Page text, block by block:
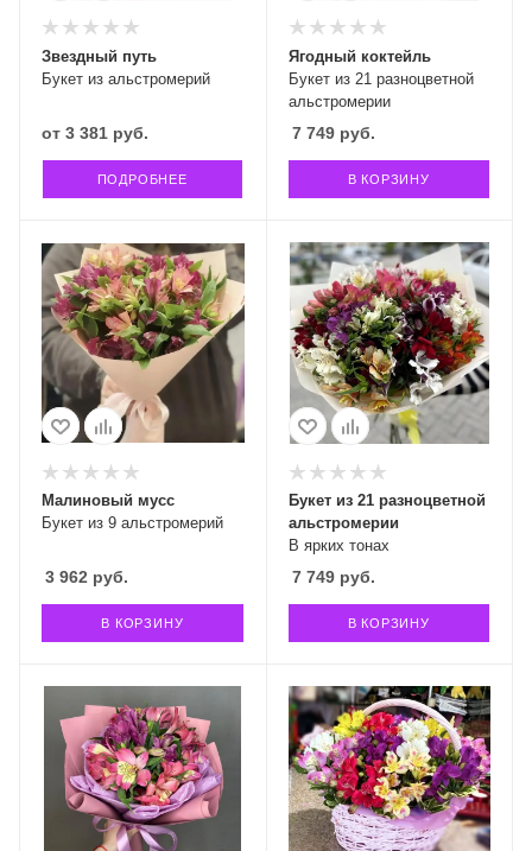
Букет из альстромерий
Звездный путь
от 3 381 руб.
ПОДРОБНЕЕ
Букет из 21 разноцветной
альстромерии
Ягодный коктейль
7 749руб.
В КОРЗИНУ
Букет из 9 альстромерий
Малиновый мусс
3 962 руб.
В КОРЗИНУ
В ярких тонах
Букет из 21 разноцветной
альстромерии
7 749руб.
В КОРЗИНУ